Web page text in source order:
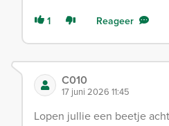
1 Reageer
C010
17 juni 2026 11:45
Lopen jullie een beetje